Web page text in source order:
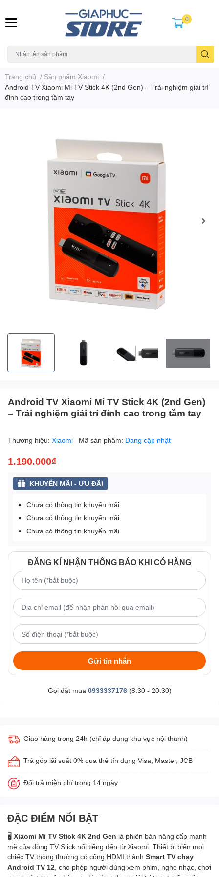
0
Trang chủ / Sản phẩm Xiaomi /
Android TV Xiaomi Mi TV Stick 4K (2nd Gen) – Trải nghiệm giải trí
đỉnh cao trong tầm tay
Android TV Xiaomi Mi TV Stick 4K (2nd Gen)
– Trải nghiệm giải trí đỉnh cao trong tầm tay
Thương hiệu: Xiaomi Mã sản phẩm: Đang cập nhật
1.190.000₫
KHUYẾN MÃI - ƯU ĐÃI
Chưa có thông tin khuyến mãi
Chưa có thông tin khuyến mãi
Chưa có thông tin khuyến mãi
ĐĂNG KÍ NHẬN THÔNG BÁO KHI CÓ HÀNG
Gửi tin nhắn
Gọi đặt mua 0933337176(8:30 - 20:30)
Giao hàng trong 24h (chỉ áp dụng khu vực nội thành)
Trả góp lãi suất 0% qua thẻ tín dụng Visa, Master, JCB
Đổi trả miễn phí trong 14 ngày
ĐẶC ĐIỂM NỔI BẬT
🖥️ Xiaomi Mi TV Stick 4K 2nd Gen là phiên bản nâng cấp mạnh
mẽ của dòng TV Stick nổi tiếng đến từ Xiaomi. Thiết bị biến mọi
chiếc TV thông thường có cổng HDMI thành Smart TV chạy
Android TV 12 , cho phép người dùng xem phim, nghe nhạc, chơi